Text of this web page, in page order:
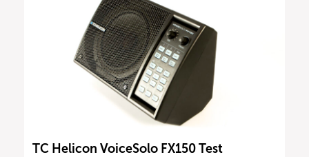
TC Helicon VoiceSolo FX150 Test